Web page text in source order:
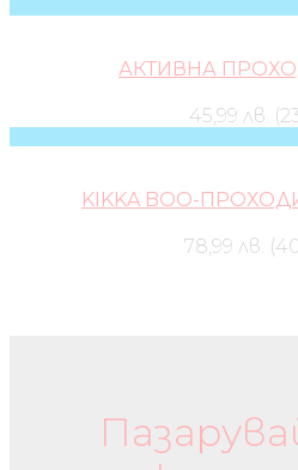
АКТИВНА
45,99 лв.
KIKKA BOO-
78,99 лв.